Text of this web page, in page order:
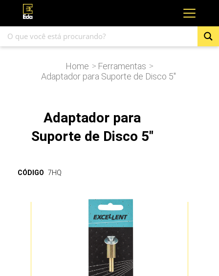
Home > Ferramentas >
Adaptador para Suporte de Disco 5″
Adaptador para
Suporte de Disco 5"
CÓDIGO 7HQ